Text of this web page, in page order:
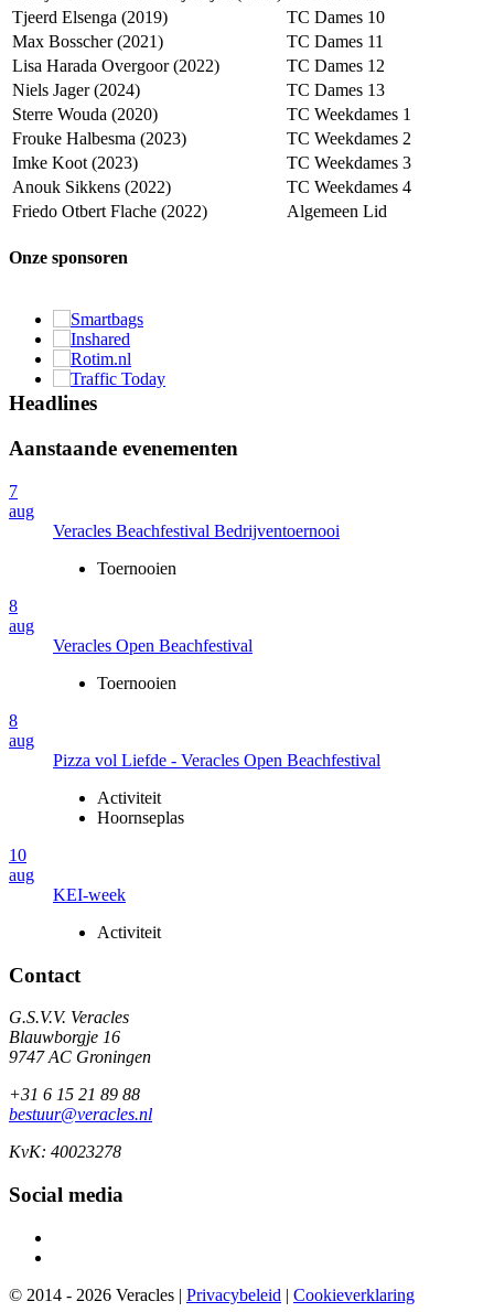
Tjeerd Elsenga (2019)
TC Dames 10
Max Bosscher (2021)
TC Dames 11
Lisa Harada Overgoor (2022)
TC Dames 12
Niels Jager (2024)
TC Dames 13
Sterre Wouda (2020)
TC Weekdames 1
Frouke Halbesma (2023)
TC Weekdames 2
Imke Koot (2023)
TC Weekdames 3
Anouk Sikkens (2022)
TC Weekdames 4
Friedo Otbert Flache (2022)
Algemeen Lid
Onze sponsoren
Headlines
Aanstaande evenementen
7
aug
Veracles Beachfestival Bedrijventoernooi
Toernooien
8
aug
Veracles Open Beachfestival
Toernooien
8
aug
Pizza vol Liefde - Veracles Open Beachfestival
Activiteit
Hoornseplas
10
aug
KEI-week
Activiteit
Contact
G.S.V.V. Veracles
Blauwborgje 16
9747 AC Groningen
+31 6 15 21 89 88
bestuur@veracles.nl
KvK: 40023278
Social media
© 2014 - 2026 Veracles | Privacybeleid | Cookieverklaring